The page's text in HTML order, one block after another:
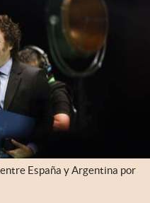
España y Argentina por